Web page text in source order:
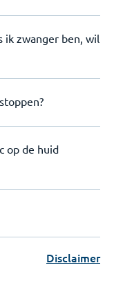
ik zwanger ben, wil
op de huid
Disclaimer